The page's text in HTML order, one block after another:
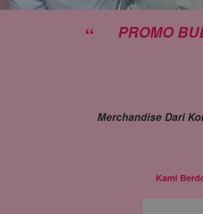
“
PROMO
Merchandise Dari
Kami